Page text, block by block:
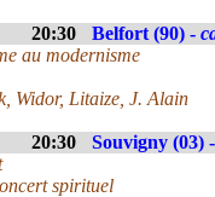
20:30 Belfort (90) -
au modernisme
Widor, Litaize, J. Alain
20:30 Souvigny (03) -
spirituel